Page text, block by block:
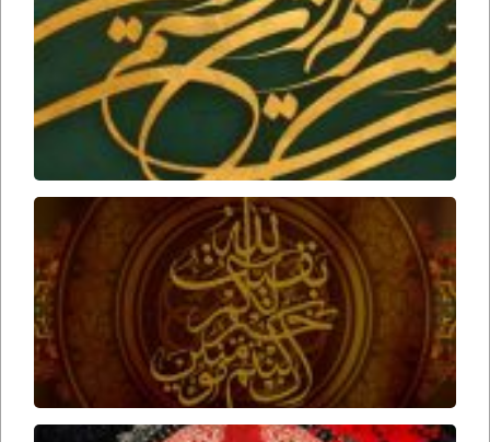
بر زنده
بودن
ارواحنا
فداه
عوامل
زمان
ارواحنا
فداه
برخورد